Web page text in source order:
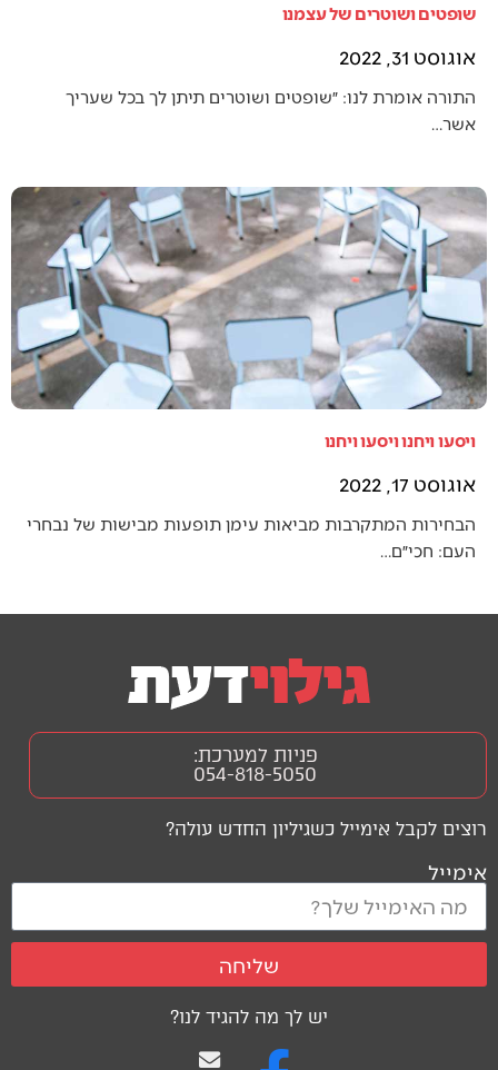
שופטים ושוטרים של עצמנו
אוגוסט 31, 2022
התורה אומרת לנו: ״שופטים ושוטרים תיתן לך בכל שעריך
אשר…
ויסעו ויחנו ויסעו ויחנו
אוגוסט 17, 2022
הבחירות המתקרבות מביאות עימן תופעות מבישות של נבחרי
העם: חכי״ם…
יש לך מה להגיד לנו?
רוצים לקבל אימייל כשגיליון החדש עולה?
אימייל
שליחה
פניות למערכת:
054-818-5050